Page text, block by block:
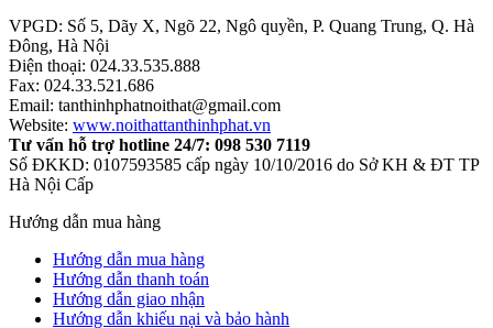
VPGD: Số 5, Dãy X, Ngõ 22, Ngô quyền, P. Quang Trung, Q. Hà
Đông, Hà Nội
Điện thoại: 024.33.535.888
Fax: 024.33.521.686
Email: tanthinhphatnoithat@gmail.com
Website: www.noithattanthinhphat.vn
Tư vấn hỗ trợ hotline 24/7: 098 530 7119
Số ĐKKD: 0107593585 cấp ngày 10/10/2016 do Sở KH & ĐT TP
Hà Nội Cấp
Hướng dẫn mua hàng
Hướng dẫn mua hàng
Hướng dẫn thanh toán
Hướng dẫn giao nhận
Hướng dẫn khiếu nại và bảo hành